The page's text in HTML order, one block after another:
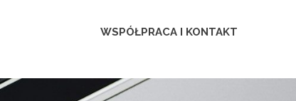
WSPÓŁPRACA I KONTAKT